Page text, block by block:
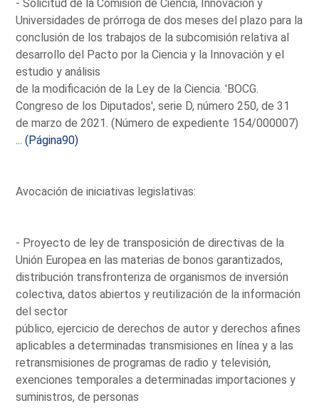
- Solicitud de la Comisión de Ciencia, Innovación y
Universidades de prórroga de dos meses del plazo para la
conclusión de los trabajos de la subcomisión relativa al
desarrollo del Pacto por la Ciencia y la Innovación y el
estudio y análisis
de la modificación de la Ley de la Ciencia. 'BOCG.
Congreso de los Diputados', serie D, número 250, de 31
de marzo de 2021. (Número de expediente 154/000007)
...(Página90)
Avocación de iniciativas legislativas:
- Proyecto de ley de transposición de directivas de la
Unión Europea en las materias de bonos garantizados,
distribución transfronteriza de organismos de inversión
colectiva, datos abiertos y reutilización de la información
del sector
público, ejercicio de derechos de autor y derechos afines
aplicables a determinadas transmisiones en línea y a las
retransmisiones de programas de radio y televisión,
exenciones temporales a determinadas importaciones y
suministros, de personas